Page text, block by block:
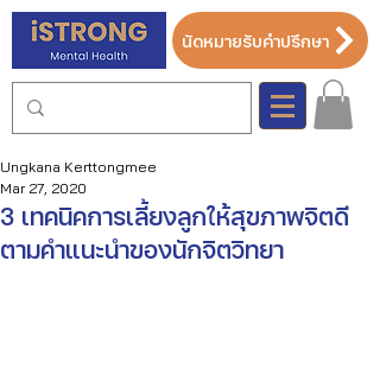
นัดหมายรับคำปรึกษา
3 เทคนิคการเลี้ยงลูกให้สุขภาพจิตดี
ตามคำแนะนำของนักจิตวิทยา
Ungkana Kerttongmee
Mar 27, 2020